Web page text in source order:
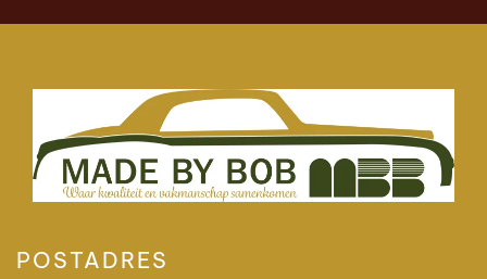
POSTADRES